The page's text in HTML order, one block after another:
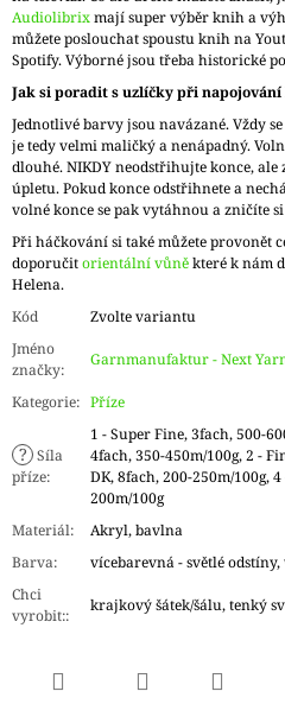
Audiolibrixmají super výběr knih a
můžete poslouchat spoustu knih na
Spotify. Výborné jsou třeba historické
Jak si poradit s uzlíčky při napojování
Jednotlivé barvy jsou navázané. Vždy
je tedy velmi maličký a nenápadný.
dlouhé. NIKDY neodstřihujte konce,
úpletu. Pokud konce odstřihnete a
volné konce se pak vytáhnou a zničíte
Při háčkování si také můžete provonět
doporučitorientální vůněkteré k nám
Helena.
Kód
Zvolte variantu
Jméno
značky:
Garnmanufaktur - Next
Kategorie: Příze
? Síla
příze:
1 - Super Fine, 3fach, 500-
4fach, 350-450m/100g, 2 -
DK, 8fach, 200-250m/100g,
200m/100g
Materiál:
Akryl, bavlna
Barva:
vícebarevná - světlé
Chci
vyrobit::
krajkový šátek/šálu, tenký